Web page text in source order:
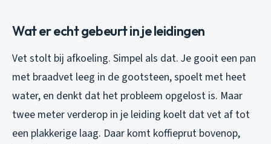
Wat er echt gebeurt in je leidingen
Vet stolt bij afkoeling. Simpel als dat. Je gooit een pan
met braadvet leeg in de gootsteen, spoelt met heet
water, en denkt dat het probleem opgelost is. Maar
twee meter verderop in je leiding koelt dat vet af tot
een plakkerige laag. Daar komt koffieprut bovenop,